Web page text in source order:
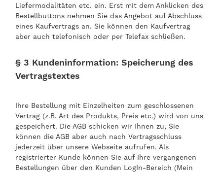
Liefermodalitäten etc. ein. Erst mit dem Anklicken des
Bestellbuttons nehmen Sie das Angebot auf Abschluss
eines Kaufvertrags an. Sie können den Kaufvertrag
aber auch telefonisch oder per Telefax schließen.
§ 3 Kundeninformation: Speicherung des
Vertragstextes
Ihre Bestellung mit Einzelheiten zum geschlossenen
Vertrag (z.B. Art des Produkts, Preis etc.) wird von uns
gespeichert. Die AGB schicken wir Ihnen zu, Sie
können die AGB aber auch nach Vertragsschluss
jederzeit über unsere Webseite aufrufen. Als
registrierter Kunde können Sie auf Ihre vergangenen
Bestellungen über den Kunden LogIn-Bereich (Mein